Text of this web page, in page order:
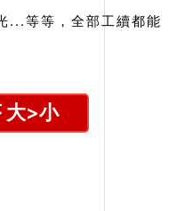
...等等，全部工續都能
大>小